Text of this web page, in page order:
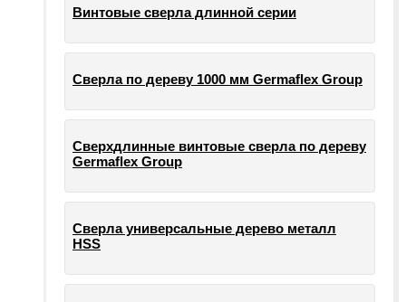
Винтовые сверла длинной серии
Сверла по дереву 1000 мм Germaflex Group
Сверхдлинные винтовые сверла по дереву
Germaflex Group
Сверла универсальные дерево металл
HSS